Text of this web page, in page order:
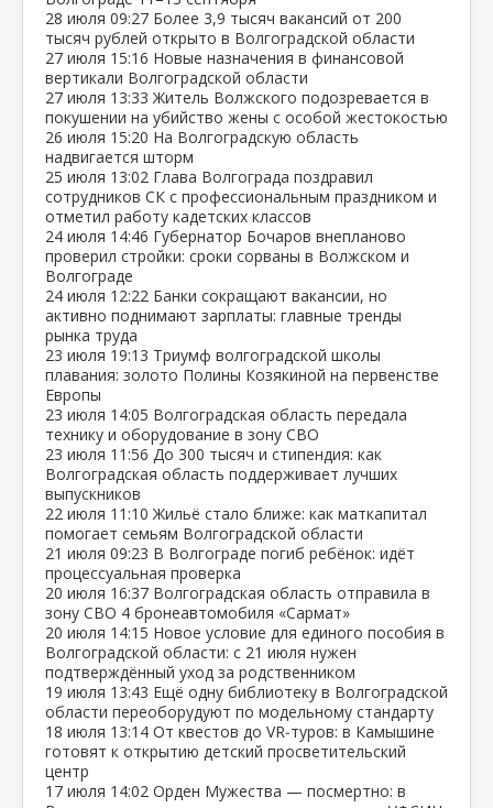
28 июля 09:27 Более 3,9 тысяч вакансий от 200
тысяч рублей открыто в Волгоградской области
27 июля 15:16 Новые назначения в финансовой
вертикали Волгоградской области
27 июля 13:33 Житель Волжского подозревается в
покушении на убийство жены с особой жестокостью
26 июля 15:20 На Волгоградскую область
надвигается шторм
25 июля 13:02 Глава Волгограда поздравил
сотрудников СК с профессиональным праздником и
отметил работу кадетских классов
24 июля 14:46 Губернатор Бочаров внепланово
проверил стройки: сроки сорваны в Волжском и
Волгограде
24 июля 12:22 Банки сокращают вакансии, но
активно поднимают зарплаты: главные тренды
рынка труда
23 июля 19:13 Триумф волгоградской школы
плавания: золото Полины Козякиной на первенстве
Европы
23 июля 14:05 Волгоградская область передала
технику и оборудование в зону СВО
23 июля 11:56 До 300 тысяч и стипендия: как
Волгоградская область поддерживает лучших
выпускников
22 июля 11:10 Жильё стало ближе: как маткапитал
помогает семьям Волгоградской области
21 июля 09:23 В Волгограде погиб ребёнок: идёт
процессуальная проверка
20 июля 16:37 Волгоградская область отправила в
зону СВО 4 бронеавтомобиля «Сармат»
20 июля 14:15 Новое условие для единого пособия в
Волгоградской области: с 21 июля нужен
подтверждённый уход за родственником
19 июля 13:43 Ещё одну библиотеку в Волгоградской
области переоборудуют по модельному стандарту
18 июля 13:14 От квестов до VR‑туров: в Камышине
готовят к открытию детский просветительский
центр
17 июля 14:02 Орден Мужества — посмертно: в